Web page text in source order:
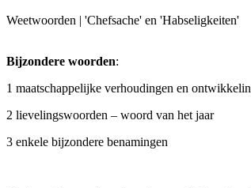
Weetwoorden | 'Chefsache' en 'Habseligkeiten'
Bijzondere woorden:
1 maatschappelijke verhoudingen en
2 lievelingswoorden – woord van het jaar
3 enkele bijzondere benamingen